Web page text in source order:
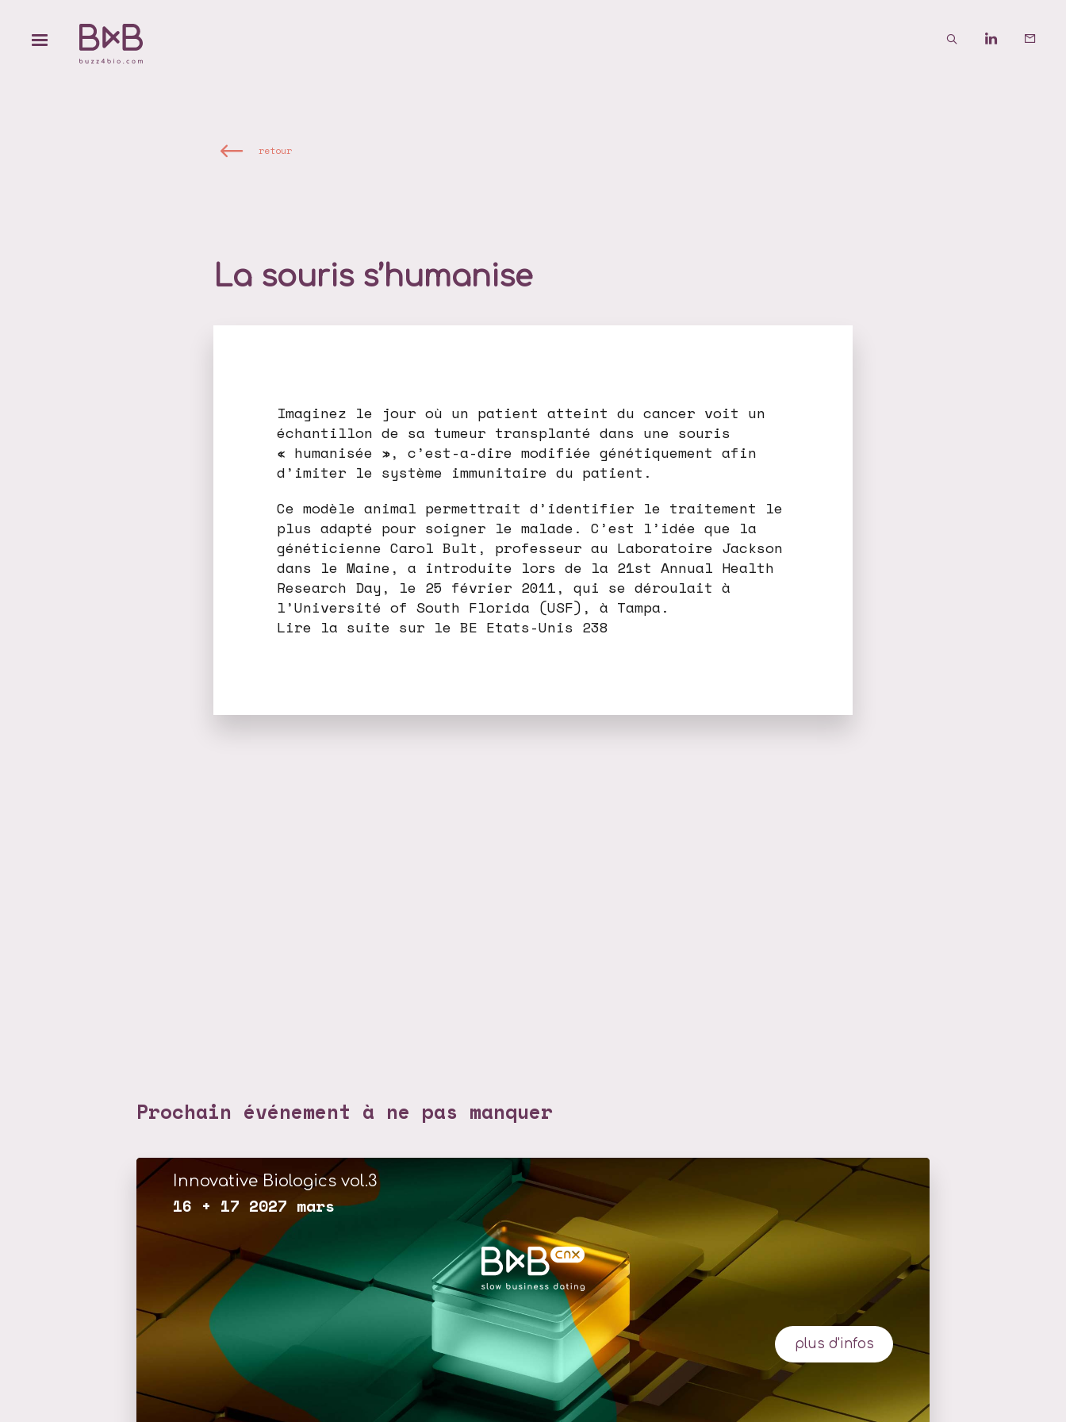
retour
La souris s’humanise
Imaginez le jour où un patient atteint du cancer voit un
échantillon de sa tumeur transplanté dans une souris
« humanisée », c’est-a-dire modifiée génétiquement afin
d’imiter le système immunitaire du patient.
Ce modèle animal permettrait d’identifier le traitement le
plus adapté pour soigner le malade. C’est l’idée que la
généticienne Carol Bult, professeur au Laboratoire Jackson
dans le Maine, a introduite lors de la 21st Annual Health
Research Day, le 25 février 2011, qui se déroulait à
l’Université of South Florida (USF), à Tampa.
Lire la suite sur le BE Etats-Unis 238
Prochain événement à ne pas manquer
Innovative Biologics vol.3
16 + 17 2027 mars
plus d'infos